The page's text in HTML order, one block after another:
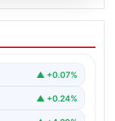
Çıktı:
büyüyerek
▲ +0.07%
▲ +0.24%